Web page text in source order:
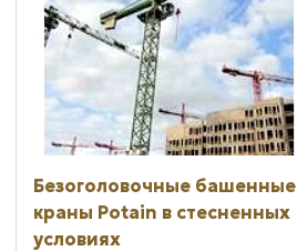
Безоголовочные башенные
краны Potain в стесненных
условиях